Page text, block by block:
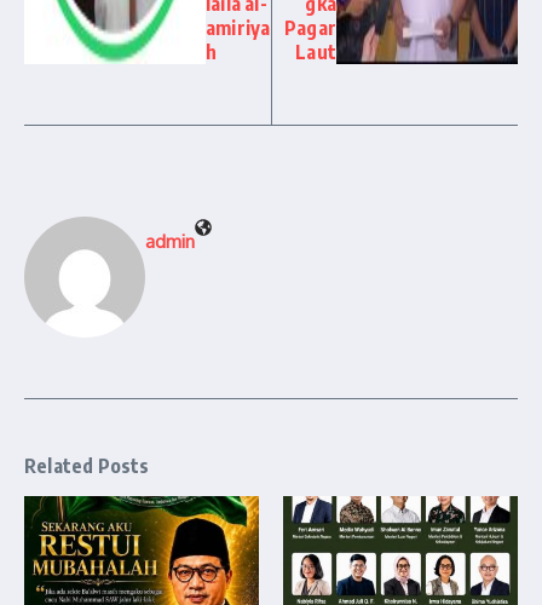
amiriya
h
Pagar
Laut
admin
Related Posts